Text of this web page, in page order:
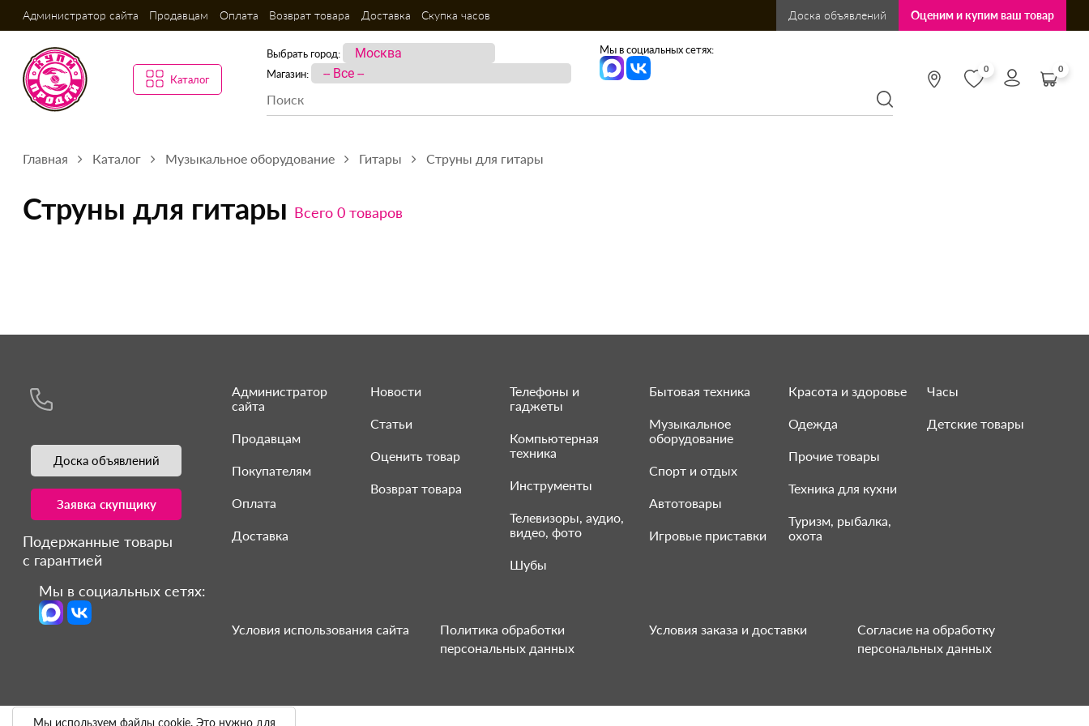
Администратор сайта Продавцам Оплата Возврат товара Доставка Скупка часов Доска объявлений Оценим и купим ваш товар
Каталог
Выбрать город:
Магазин:
Мы в социальных сетях:
0 0
Главная Каталог Музыкальное оборудование Гитары Струны для гитары
Струны для гитары Всего 0 товаров
Мы используем файлы cookie. Это нужно для
Доска объявлений
Заявка скупщику
Подержанные товары
с гарантией
Мы в социальных сетях:
Администратор
сайта
Продавцам
Покупателям
Оплата
Доставка
Новости
Статьи
Оценить товар
Возврат товара
Телефоны и
гаджеты
Компьютерная
техника
Инструменты
Телевизоры, аудио,
видео, фото
Шубы
Бытовая техника
Музыкальное
оборудование
Спорт и отдых
Автотовары
Игровые приставки
Красота и здоровье
Одежда
Прочие товары
Техника для кухни
Туризм, рыбалка,
охота
Часы
Детские товары
Условия использования сайта
Политика обработки
персональных данных
Условия заказа и доставки
Согласие на обработку
персональных данных